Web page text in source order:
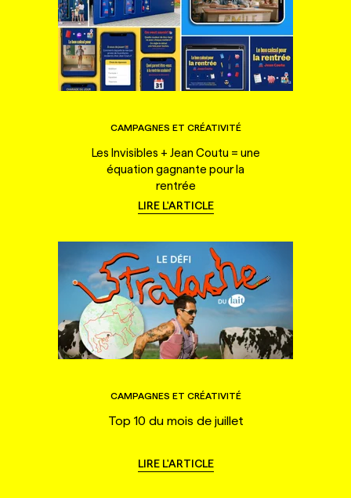
CAMPAGNES ET CRÉATIVITÉ
Les Invisibles + Jean Coutu = une
équation gagnante pour la
rentrée
LIRE L'ARTICLE
CAMPAGNES ET CRÉATIVITÉ
Top 10 du mois de juillet
LIRE L'ARTICLE